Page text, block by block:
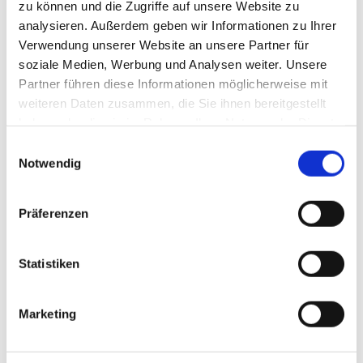
zu können und die Zugriffe auf unsere Website zu
analysieren. Außerdem geben wir Informationen zu Ihrer
Verwendung unserer Website an unsere Partner für
soziale Medien, Werbung und Analysen weiter. Unsere
Partner führen diese Informationen möglicherweise mit
weiteren Daten zusammen, die Sie ihnen bereitgestellt
Notwendig
Präferenzen
Statistiken
Marketing
Regalsysteme eingeschoben, rückwärtig befestigt oder auf einen
Halter aufgesteckt werden. Die elektronischen Preisschilder
haben eine Batterielaufzeit von etwa zehn Betriebsjahren.
Elektronische Preisschilder ermöglichen eine zentrale
Möglichkeiten für dynamische Preisgestaltung und
gezielte Verkaufsimpulse direkt am PoS.
Deu
tlic
h
grö
sin
die
rten
pla
Neb